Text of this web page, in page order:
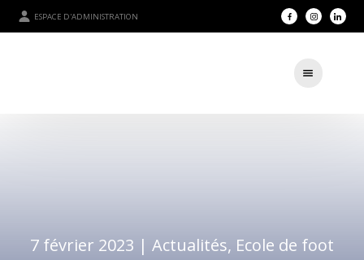
ESPACE D'ADMINISTRATION
7 février 2023 | Actualités, Ecole de foot